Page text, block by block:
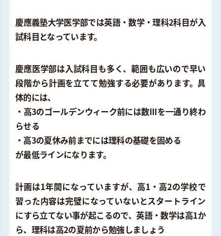
慶應義塾大学医学部では英語・数学・理科2科目が入
試科目となっています。
慶應医学部は入試科目も多く、範囲も広いので早い
段階から計画を立てて勉強する必要があります。具
体的には、
・高3のゴールデンウィーク前には数IIIを一通り終わ
らせる
・高3の夏休み前までには理科の基礎を固める
が最低ラインになります。
計画は1年間になっていますが、高1・高2の学校で
習った内容は完璧になっていないとスタートライン
にすら立てない事が起こるので、英語・数学は高1か
ら、理科は高2の夏前から勉強しましょう